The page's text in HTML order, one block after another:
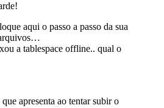
aqui o passo a passo da sua
a tablespace offline.. qual o
apresenta ao tentar subir o